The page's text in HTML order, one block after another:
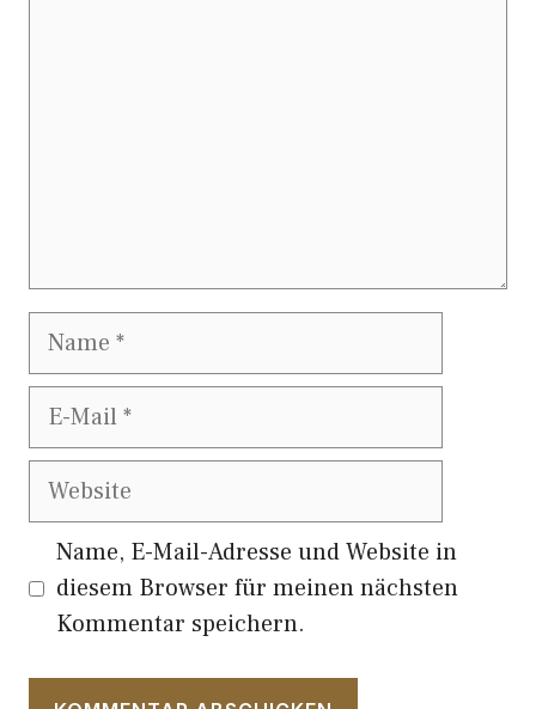
Name
E-
Website
Name, E-Mail-Adresse und Website in
diesem Browser für meinen nächsten
Kommentar speichern.